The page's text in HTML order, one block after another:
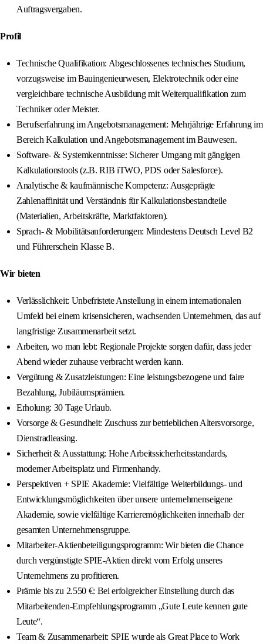
Auftragsvergaben.
Profil
Technische Qualifikation: Abgeschlossenes technisches Studium,
vorzugsweise im Bauingenieurwesen, Elektrotechnik oder eine
vergleichbare technische Ausbildung mit Weiterqualifikation zum
Techniker oder Meister.
Berufserfahrung im Angebotsmanagement: Mehrjährige Erfahrung im
Bereich Kalkulation und Angebotsmanagement im Bauwesen.
Software- & Systemkenntnisse: Sicherer Umgang mit gängigen
Kalkulationstools (z.B. RIB iTWO, PDS oder Salesforce).
Analytische & kaufmännische Kompetenz: Ausgeprägte
Zahlenaffinität und Verständnis für Kalkulationsbestandteile
(Materialien, Arbeitskräfte, Marktfaktoren).
Sprach- & Mobilitätsanforderungen: Mindestens Deutsch Level B2
und Führerschein Klasse B.
Wir bieten
Verlässlichkeit: Unbefristete Anstellung in einem internationalen
Umfeld bei einem krisensicheren, wachsenden Unternehmen, das auf
langfristige Zusammenarbeit setzt.
Arbeiten, wo man lebt: Regionale Projekte sorgen dafür, dass jeder
Abend wieder zuhause verbracht werden kann.
Vergütung & Zusatzleistungen: Eine leistungsbezogene und faire
Bezahlung, Jubiläumsprämien.
Erholung: 30 Tage Urlaub.
Vorsorge & Gesundheit: Zuschuss zur betrieblichen Altersvorsorge,
Dienstradleasing.
Sicherheit & Ausstattung: Hohe Arbeitssicherheitsstandards,
moderner Arbeitsplatz und Firmenhandy.
Perspektiven + SPIE Akademie: Vielfältige Weiterbildungs- und
Entwicklungsmöglichkeiten über unsere unternehmenseigene
Akademie, sowie vielfältige Karrieremöglichkeiten innerhalb der
gesamten Unternehmensgruppe.
Mitarbeiter-Aktienbeteiligungsprogramm: Wir bieten die Chance
durch vergünstigte SPIE-Aktien direkt vom Erfolg unseres
Unternehmens zu profitieren.
Prämie bis zu 2.550 €: Bei erfolgreicher Einstellung durch das
Mitarbeitenden-Empfehlungsprogramm „Gute Leute kennen gute
Leute“.
Team & Zusammenarbeit: SPIE wurde als Great Place to Work